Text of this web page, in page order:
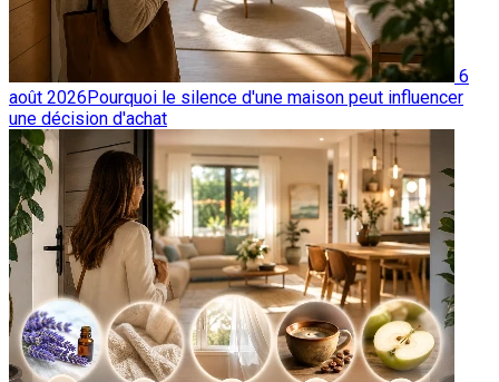
6
août 2026Pourquoi le silence d'une maison peut influencer
une décision d'achat